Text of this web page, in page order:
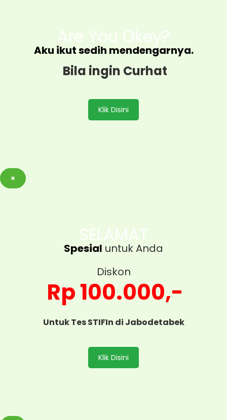
Are You Okey?
Aku ikut sedih mendengarnya.
Bila ingin Curhat
Klik Disini
×
SELAMAT
Spesial untuk Anda
Diskon
Rp 100.000,-
Untuk Tes STIFIn di Jabodetabek
Klik Disini